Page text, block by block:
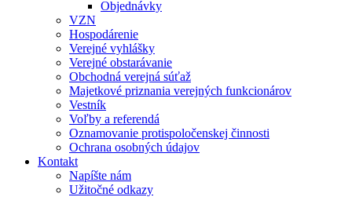
Objednávky
VZN
Hospodárenie
Verejné vyhlášky
Verejné obstarávanie
Obchodná verejná súťaž
Majetkové priznania verejných funkcionárov
Vestník
Voľby a referendá
Oznamovanie protispoločenskej činnosti
Ochrana osobných údajov
Kontakt
Napíšte nám
Užitočné odkazy